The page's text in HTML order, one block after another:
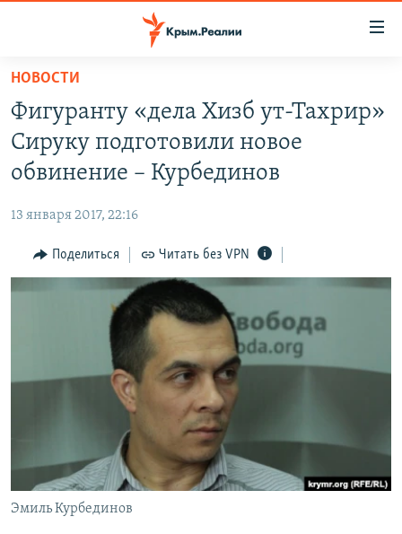
Вернуться
основному
содержанию
Вернутся
главной
навигации
Вернутся
поиску
СПЕЦПРОЕКТЫ
ГРУЗ 200
11 ЛЕТ ОККУПАЦИИ КРЫМА. 11 ИСТОРИЙ СОПРОТИВЛЕНИЯ
ВОДА
ЕЩЕ
ИНТЕРАКТИВ
ИНФОГРАФИКА
ТЕЛЕПРОЕКТ КРЫМ.РЕАЛИИ
СОВЕТЫ ПРАВОЗАЩИТНИКОВ
ПРОПАВШИЕ БЕЗ ВЕСТИ
КРЫМ.НЕПОКОРЕННЫЙ
ELIFBE
УКРАИНСКАЯ ПРОБЛЕМА КРЫМА
РАДІО СВОБОДА
КАК ОБОЙТИ БЛОКИРОВКУ
НОВОСТИ
Фигуранту «дела Хизб ут-Тахрир»
Сируку подготовили новое
обвинение – Курбединов
13 января 2017, 22:16
Поделиться Читать без VPN
Эмиль Курбединов